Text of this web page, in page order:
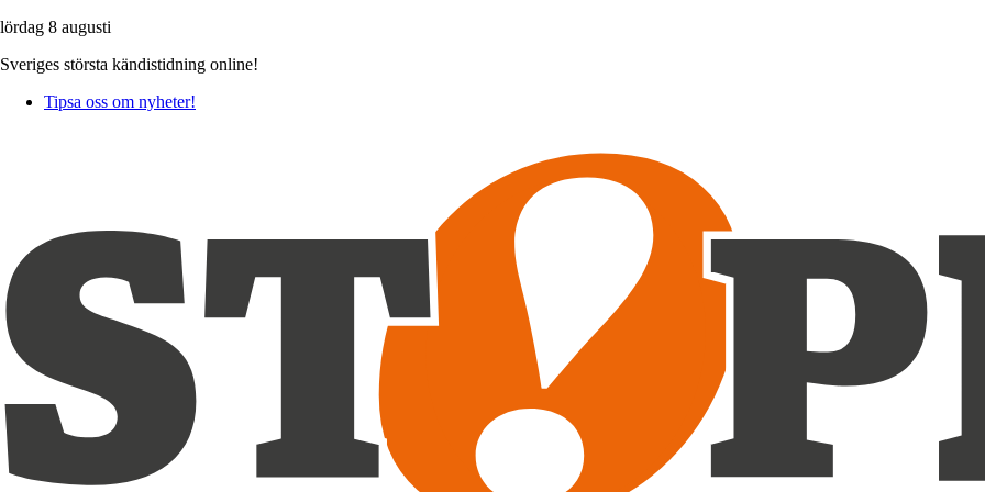
lördag 8 augusti
Sveriges största kändistidning online!
Tipsa oss om nyheter!